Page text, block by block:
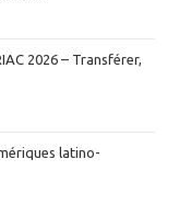
2026 – Transférer,
latino-